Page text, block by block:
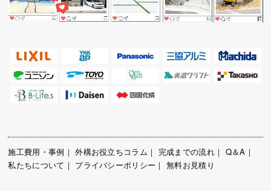
施工費用・事例 ｜外構お役立ちコラム ｜ 完成までの流れ ｜ Q＆A ｜
私たちについて ｜ プライバシーポリシー ｜無料お見積り